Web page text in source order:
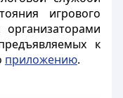
игрового
к
приложению.